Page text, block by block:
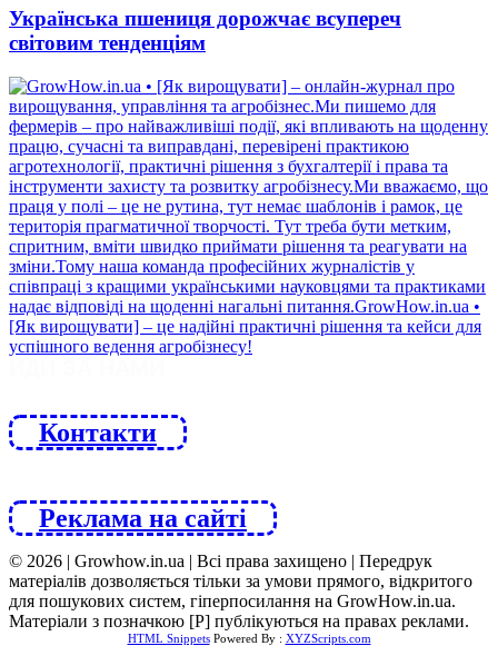
Українська пшениця дорожчає всупереч
світовим тенденціям
Контакти
Реклама на сайті
© 2026 | Growhow.in.ua | Всі права захищено | Передрук
матеріалів дозволяється тільки за умови прямого, відкритого
для пошукових систем, гіперпосилання на GrowHow.in.ua.
Матеріали з позначкою [Р] публікуються на правах реклами.
HTML SnippetsPowered By : XYZScripts.com